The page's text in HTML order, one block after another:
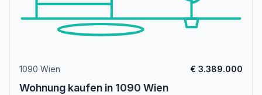
1090 Wien € 3.389.000
Wohnung kaufen in 1090 Wien